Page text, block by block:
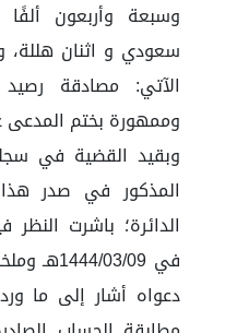
وسبعة وأربعون ألفًا
سعودي و اثنان هللة،
الآتي: مصادقة
وممهورة بختم المدعى
وبقيد القضية في
المذكور في صدر هذا
الدائرة؛ باشرت
في ‏09‏/
دعواه أشار إلى ما